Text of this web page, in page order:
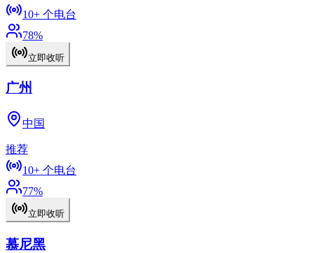
10+ 个电台
78%
立即收听
广州
中国
推荐
10+ 个电台
77%
立即收听
慕尼黑